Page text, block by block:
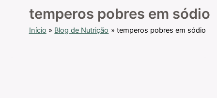
temperos pobres em sódio
Início Blog de Nutrição temperos pobres em sódio